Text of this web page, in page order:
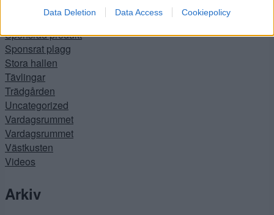
Data Deletion Data Access Cookiepolicy
Sponsrad produkt
Sponsrat plagg
Stora hallen
Tävlingar
Trädgården
Uncategorized
Vardagsrummet
Vardagsrummet
Västkusten
Videos
Arkiv